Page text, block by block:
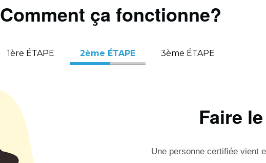
Comment ça fonctionne?
1ère ÉTAPE 2ème ÉTAPE 3ème ÉTAPE
Faire
Une personne certifiée vient